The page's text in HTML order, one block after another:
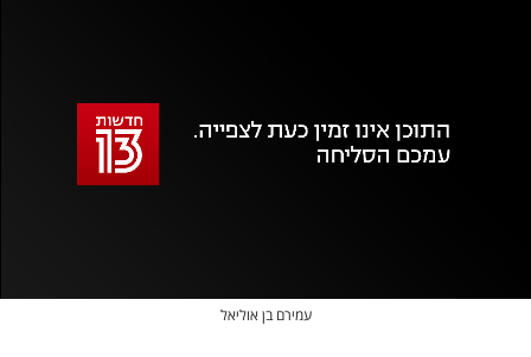
עמירם בן אוליאל